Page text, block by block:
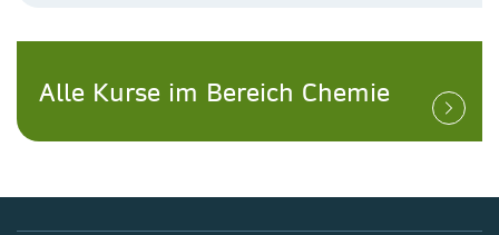
Alle Kurse im Bereich Chemie